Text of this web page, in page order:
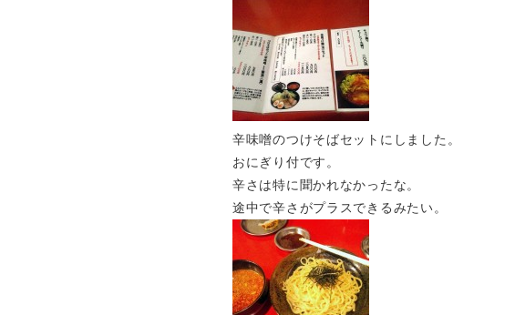
辛味噌のつけそばセットにしました。
おにぎり付です。
辛さは特に聞かれなかったな。
途中で辛さがプラスできるみたい。